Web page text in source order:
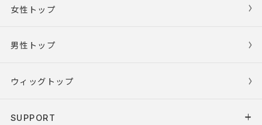
女性トップ
男性トップ
ウィッグトップ
SUPPORT